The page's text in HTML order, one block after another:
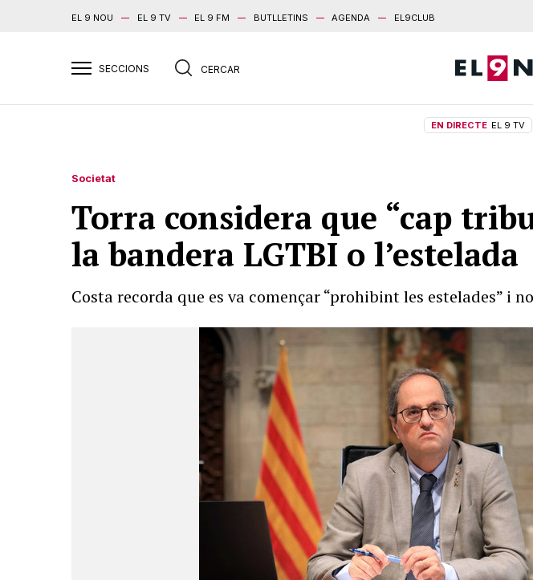
EL 9 NOU EL 9 TV EL 9 FM BUTLLETINS AGENDA EL9CLUB
EN DIRECTE EL 9 TV
Societat
Torra considera que “cap
la bandera LGTBI o l’estelada
Costa recorda que es va començar “prohibint les estelades” i